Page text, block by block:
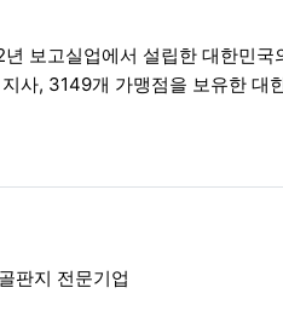
보고실업에서 설립한 대한민국
사, 3149개 가맹점을 보유한 대
판지 전문기업